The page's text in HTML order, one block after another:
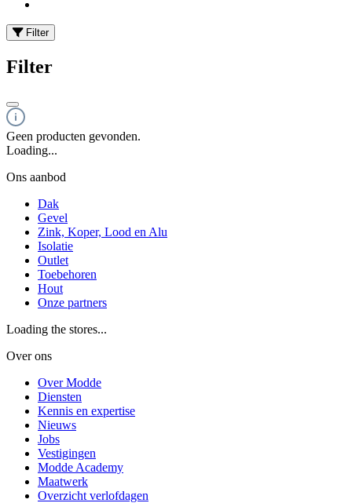
Filter
Filter
Geen producten gevonden.
Loading...
Ons aanbod
Dak
Gevel
Zink, Koper, Lood en Alu
Isolatie
Outlet
Toebehoren
Hout
Onze partners
Loading the stores...
Over ons
Over Modde
Diensten
Kennis en expertise
Nieuws
Jobs
Vestigingen
Modde Academy
Maatwerk
Overzicht verlofdagen